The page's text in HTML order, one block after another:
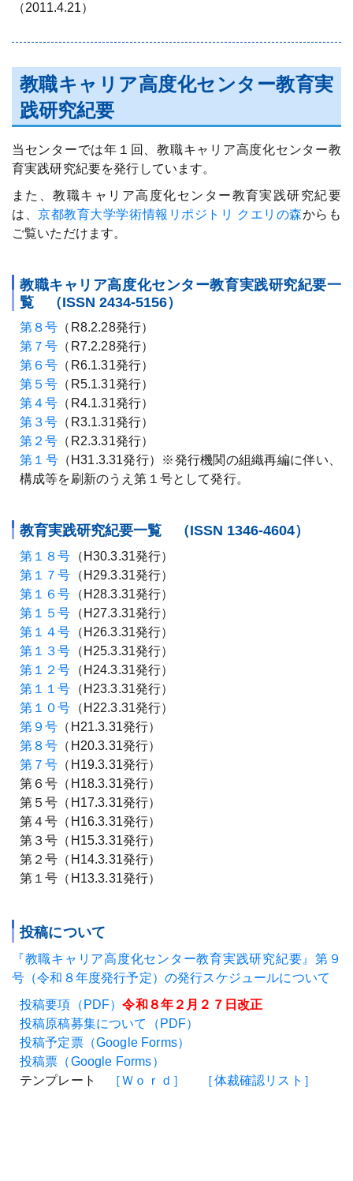
（2011.4.21）
教職キャリア高度化センター教育実
践研究紀要
当センターでは年１回、教職キャリア高度化センター教
育実践研究紀要を発行しています。
また、教職キャリア高度化センター教育実践研究紀要
は、京都教育大学学術情報リポジトリ クエリの森からも
ご覧いただけます。
教職キャリア高度化センター教育実践研究紀要一
覧 （ISSN 2434-5156）
第８号 （R8.2.28発行）
第７号 （R7.2.28発行）
第６号 （R6.1.31発行）
第５号 （R5.1.31発行）
第４号 （R4.1.31発行）
第３号 （R3.1.31発行）
第２号 （R2.3.31発行）
第１号（H31.3.31発行）※発行機関の組織再編に伴い、
構成等を刷新のうえ第１号として発行。
教育実践研究紀要一覧 （ISSN 1346-4604）
第１８号 （H30.3.31発行）
第１７号 （H29.3.31発行）
第１６号 （H28.3.31発行）
第１５号 （H27.3.31発行）
第１４号 （H26.3.31発行）
第１３号 （H25.3.31発行）
第１２号 （H24.3.31発行）
第１１号 （H23.3.31発行）
第１０号 （H22.3.31発行）
第９号 （H21.3.31発行）
第８号 （H20.3.31発行）
第７号 （H19.3.31発行）
第６号（H18.3.31発行）
第５号（H17.3.31発行）
第４号（H16.3.31発行）
第３号（H15.3.31発行）
第２号（H14.3.31発行）
第１号（H13.3.31発行）
投稿について
『教職キャリア高度化センター教育実践研究紀要』第９
号（令和８年度発行予定）の発行スケジュールについて
投稿要項（PDF）令和８年２月２７日改正
投稿原稿募集について（PDF）
投稿予定票（Google Forms）
投稿票（Google Forms）
テンプレート
［Ｗｏｒｄ］ ［体裁確認リスト］